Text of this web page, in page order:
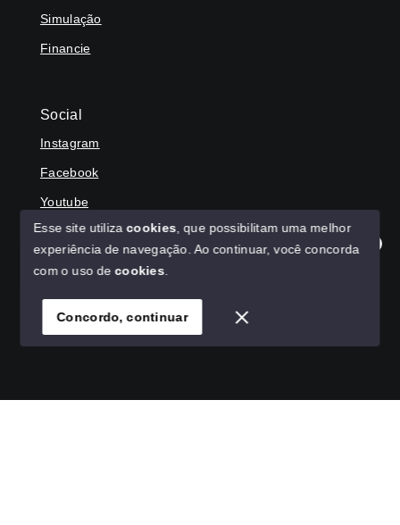
Olá! Agradecemos seu contato, como podemos ajudar?
Simulação
Financie
Social
Instagram
Facebook
Youtube
© Copyright 2026 - HAGA IMÓVEIS - Todos os direitos
SITE PARA IMOBILIARIA
Esse site utilizacookies , que possibilitam uma melhor
experiência de navegação. Ao continuar, você concorda
com o uso decookies
Concordo, continuar